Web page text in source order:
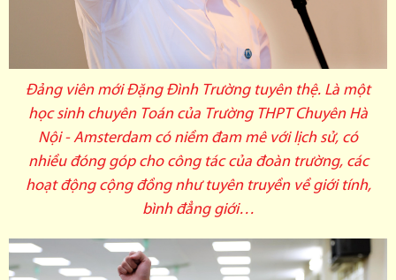
Đảng viên mới Đặng Đình Trường tuyên thệ. Là một
học sinh chuyên Toán của Trường THPT Chuyên Hà
Nội - Amsterdam có niềm đam mê với lịch sử, có
nhiều đóng góp cho công tác của đoàn trường, các
hoạt động cộng đồng như tuyên truyền về giới tính,
bình đẳng giới…